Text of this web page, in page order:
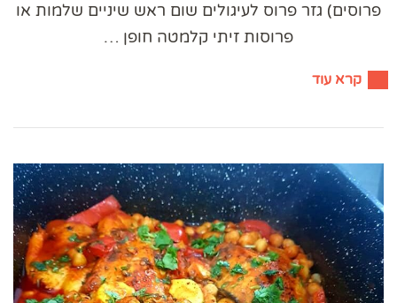
פרוסים) ​גזר פרוס לעיגולים ​שום ראש שיניים שלמות או
פרוסות ​זיתי קלמטה חופן …
קרא עוד